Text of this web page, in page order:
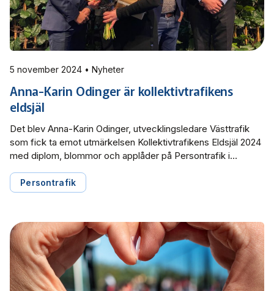
5 november 2024 • Nyheter
Anna-Karin Odinger är kollektivtrafikens
eldsjäl
Det blev Anna-Karin Odinger, utvecklingsledare Västtrafik
som fick ta emot utmärkelsen Kollektivtrafikens Eldsjäl 2024
med diplom, blommor och applåder på Persontrafik i
Karin har med sin energi och engagemang inspirerat hela
branschen i arbetet med att behålla och attrahera nya förare.
Persontrafik